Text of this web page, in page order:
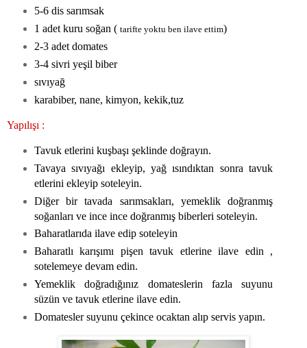
5-6 dis sarımsak
1 adet kuru soğan ( tarifte yoktu ben ilave ettim)
2-3 adet domates
3-4 sivri yeşil biber
sıvıyağ
karabiber, nane, kimyon, kekik,tuz
Yapılışı :
Tavuk etlerini kuşbaşı şeklinde doğrayın.
Tavaya sıvıyağı ekleyip, yağ ısındıktan sonra tavuk
etlerini ekleyip soteleyin.
Diğer bir tavada sarımsakları, yemeklik doğranmış
soğanları ve ince ince doğranmış biberleri soteleyin.
Baharatlarıda ilave edip soteleyin
Baharatlı karışımı pişen tavuk etlerine ilave edin ,
sotelemeye devam edin.
Yemeklik doğradığınız domateslerin fazla suyunu
süzün ve tavuk etlerine ilave edin.
Domatesler suyunu çekince ocaktan alıp servis yapın.